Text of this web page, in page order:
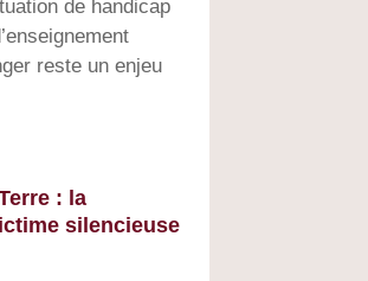
de handicap
reste un enjeu
: la
silencieuse